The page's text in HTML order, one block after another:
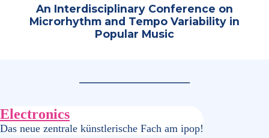
An Interdisciplinary Conference on
Microrhythm and Tempo Variability in
Popular Music
Electronics
Das neue zentrale künstlerische Fach am ipop!